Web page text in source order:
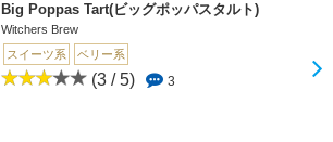
Big Poppas Tart(ビッグポッパスタルト)
Witchers Brew
スイーツ系
ベリー系
(3 / 5) 3